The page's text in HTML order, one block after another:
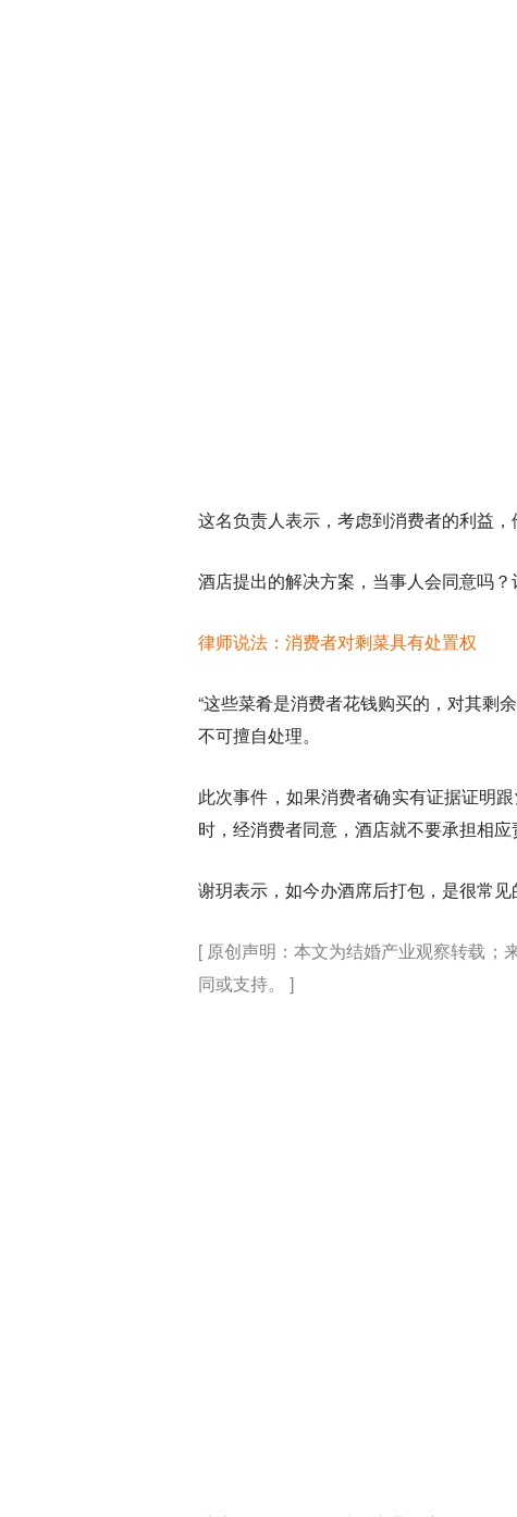
这名负责人表示，考虑到消费者的利益
酒店提出的解决方案，当事人会同意吗
律师说法：消费者对剩菜具有处置权
“这些菜肴是消费者花钱购买的，对其剩
不可擅自处理。
此次事件，如果消费者确实有证据证明
时，经消费者同意，酒店就不要承担相应
谢玥表示，如今办酒席后打包，是很常
[ 原创声明：本文为结婚产业观察转载 ；
同或支持。 ]